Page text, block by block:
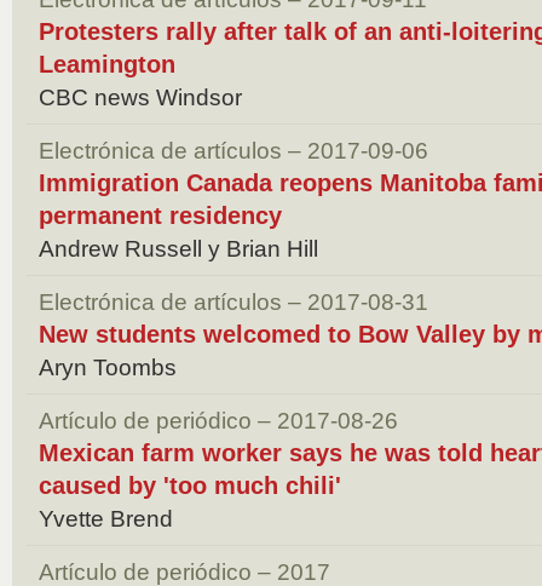
Protesters rally after talk of an anti-
Leamington
CBC news Windsor
Electrónica de artículos – 2017-09-06
Immigration Canada reopens Manitoba
permanent residency
Andrew Russell y Brian Hill
Electrónica de artículos – 2017-08-31
New students welcomed to Bow Valley by
Aryn Toombs
Artículo de periódico – 2017-08-26
Mexican farm worker says he was told
caused by 'too much chili'
Yvette Brend
Artículo de periódico – 2017